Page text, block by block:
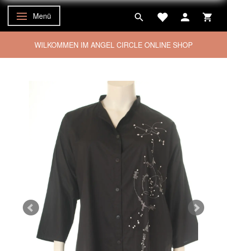
Anzeige ändern
Menü
WILKOMMEN IM ANGEL CIRCLE ONLINE SHOP